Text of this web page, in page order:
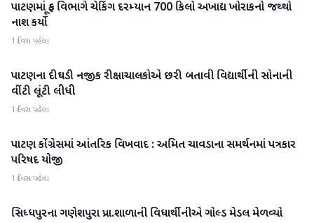
પાટણ
પાટણમાં ફૂડ વિભાગે ચેકિંગ દરમ્યાન 700 કિલો અખાદ્ય ખોરાકનો જથ્થો
નાશ કર્યો
1 દિવસ પહેલા
પાટણ
પાટણના દીઘડી નજીક રીક્ષાચાલકોએ છરી બતાવી વિદ્યાર્થીની સોનાની
વીંટી લૂંટી લીધી
1 દિવસ પહેલા
પાટણ
પાટણ કોંગ્રેસમાં આંતરિક વિખવાદ : અમિત ચાવડાના સમર્થનમાં પત્રકાર
પરિષદ યોજી
1 દિવસ પહેલા
પાટણ
સિધ્ધપુરના ગણેશપુરા પ્રા.શાળાની વિધાર્થીનીએ ગોલ્ડ મેડલ મેળવ્યો